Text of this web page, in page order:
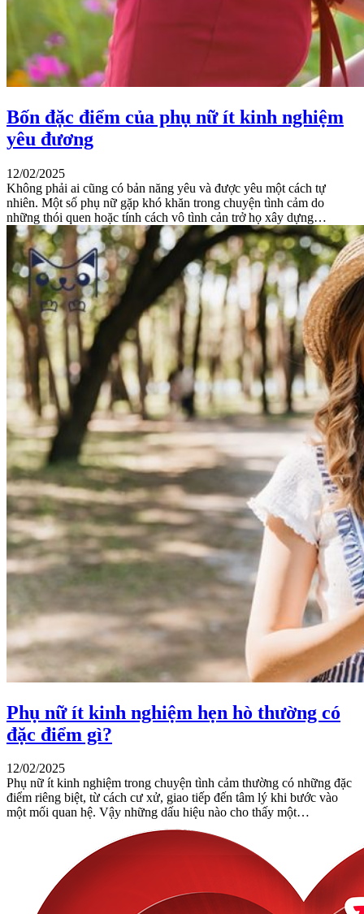
Bốn đặc điểm của phụ nữ ít kinh nghiệm
yêu đương
12/02/2025
Không phải ai cũng có bản năng yêu và được yêu một cách tự
nhiên. Một số phụ nữ gặp khó khăn trong chuyện tình cảm do
những thói quen hoặc tính cách vô tình cản trở họ xây dựng…
Phụ nữ ít kinh nghiệm hẹn hò thường có
đặc điểm gì?
12/02/2025
Phụ nữ ít kinh nghiệm trong chuyện tình cảm thường có những đặc
điểm riêng biệt, từ cách cư xử, giao tiếp đến tâm lý khi bước vào
một mối quan hệ. Vậy những dấu hiệu nào cho thấy một…